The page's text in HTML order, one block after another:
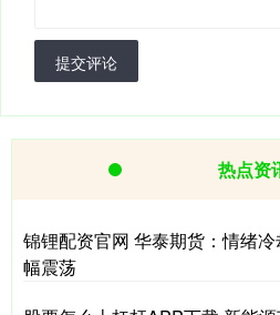
提交评论
热点资
锦锂配资官网 华泰期货：情绪
幅震荡